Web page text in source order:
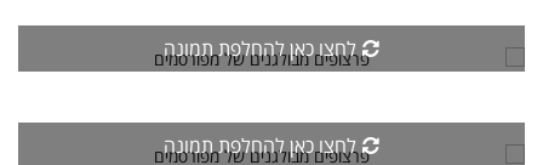
לחצו כאן להחלפת תמונה
לחצו כאן להחלפת תמונה